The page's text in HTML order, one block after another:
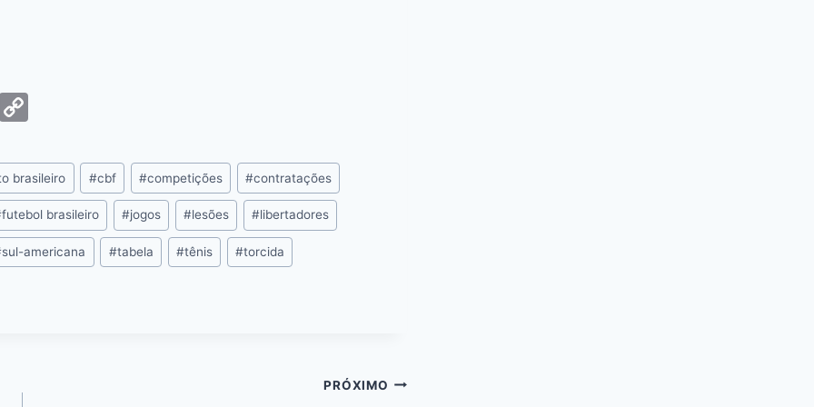
G
p
y
Li
n
brasileiro #cbf #competições #contratações
futebol brasileiro #jogos #lesões #libertadores
sul-americana #tabela #tênis #torcida
PRÓXIMO